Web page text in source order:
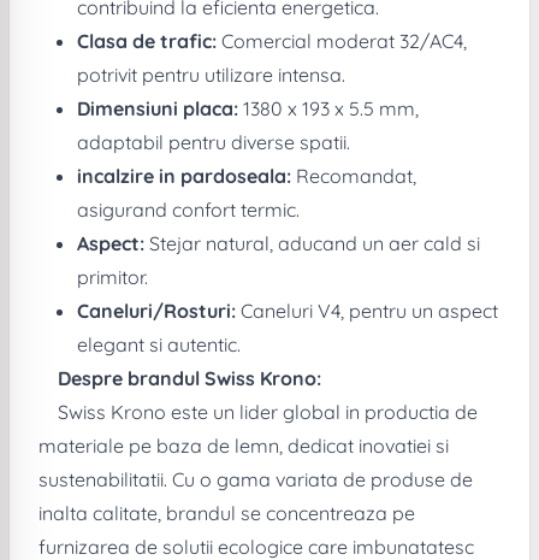
contribuind la eficienta energetica.
Clasa de trafic: Comercial moderat 32/AC4,
potrivit pentru utilizare intensa.
Dimensiuni placa: 1380 x 193 x 5.5 mm,
adaptabil pentru diverse spatii.
incalzire in pardoseala: Recomandat,
asigurand confort termic.
Aspect: Stejar natural, aducand un aer cald si
primitor.
Caneluri/Rosturi: Caneluri V4, pentru un aspect
elegant si autentic.
Despre brandul Swiss Krono:
Swiss Krono este un lider global in productia de
materiale pe baza de lemn, dedicat inovatiei si
sustenabilitatii. Cu o gama variata de produse de
inalta calitate, brandul se concentreaza pe
furnizarea de solutii ecologice care imbunatatesc